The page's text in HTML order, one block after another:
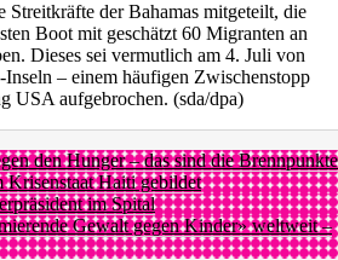
Streitkräfte der Bahamas mitgeteilt, die
Boot mit geschätzt 60 Migranten an
Dieses sei vermutlich am 4. Juli von
Inseln – einem häufigen Zwischenstopp
USA aufgebrochen. (sda/dpa)
den Hunger – das sind die Brennpunkte
Krisenstaat Haiti gebildet
im Spital
Gewalt gegen Kinder» weltweit –